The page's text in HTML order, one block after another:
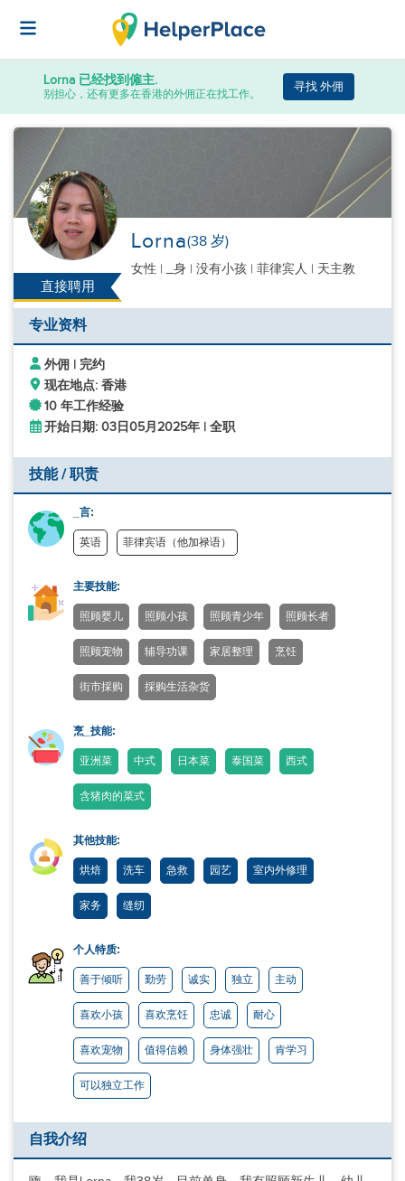
Lorna 已经找到僱主.
别担心，还有更多在香港的外佣正在找工作。
寻找 外佣
直接聘用
Lorna(38 岁)
女性 | _身 | 没有小孩 | 菲律宾人 | 天主教
专业资料
外佣 | 完约
现在地点: 香港
10 年工作经验
开始日期: 03日05月2025年 | 全职
技能 / 职责
_言:
英语 菲律宾语（他加禄语）
主要技能:
照顾婴儿 照顾小孩 照顾青少年 照顾长者
照顾宠物 辅导功课 家居整理 烹饪
街市採购 採购生活杂货
烹_技能:
亚洲菜 中式 日本菜 泰国菜 西式
含猪肉的菜式
其他技能:
烘焙 洗车 急救 园艺 室内外修理
家务 缝纫
个人特质:
善于倾听 勤劳 诚实 独立 主动
喜欢小孩 喜欢烹饪 忠诚 耐心
喜欢宠物 值得信赖 身体强壮 肯学习
可以独立工作
自我介绍